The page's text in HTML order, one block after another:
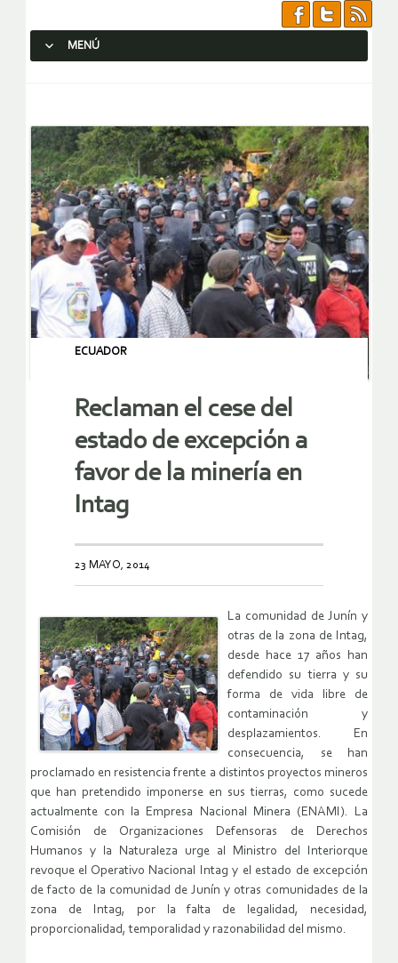
MENÚ
ECUADOR
Reclaman el cese del
estado de excepción a
favor de la minería en
Intag
23 MAYO, 2014
La comunidad de Junín y
otras de la zona de Intag,
desde hace 17 años han
defendido su tierra y su
forma de vida libre de
contaminación y
desplazamientos. En
consecuencia, se han
proclamado en resistencia frente a distintos proyectos mineros
que han pretendido imponerse en sus tierras, como sucede
actualmente con la Empresa Nacional Minera (ENAMI). La
Comisión de Organizaciones Defensoras de Derechos
Humanos y la Naturaleza urge al Ministro del Interiorque
revoque el Operativo Nacional Intag y el estado de excepción
de facto de la comunidad de Junín y otras comunidades de la
zona de Intag, por la falta de legalidad, necesidad,
proporcionalidad, temporalidad y razonabilidad del mismo.